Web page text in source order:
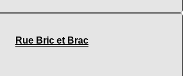
Rue Bric et Brac